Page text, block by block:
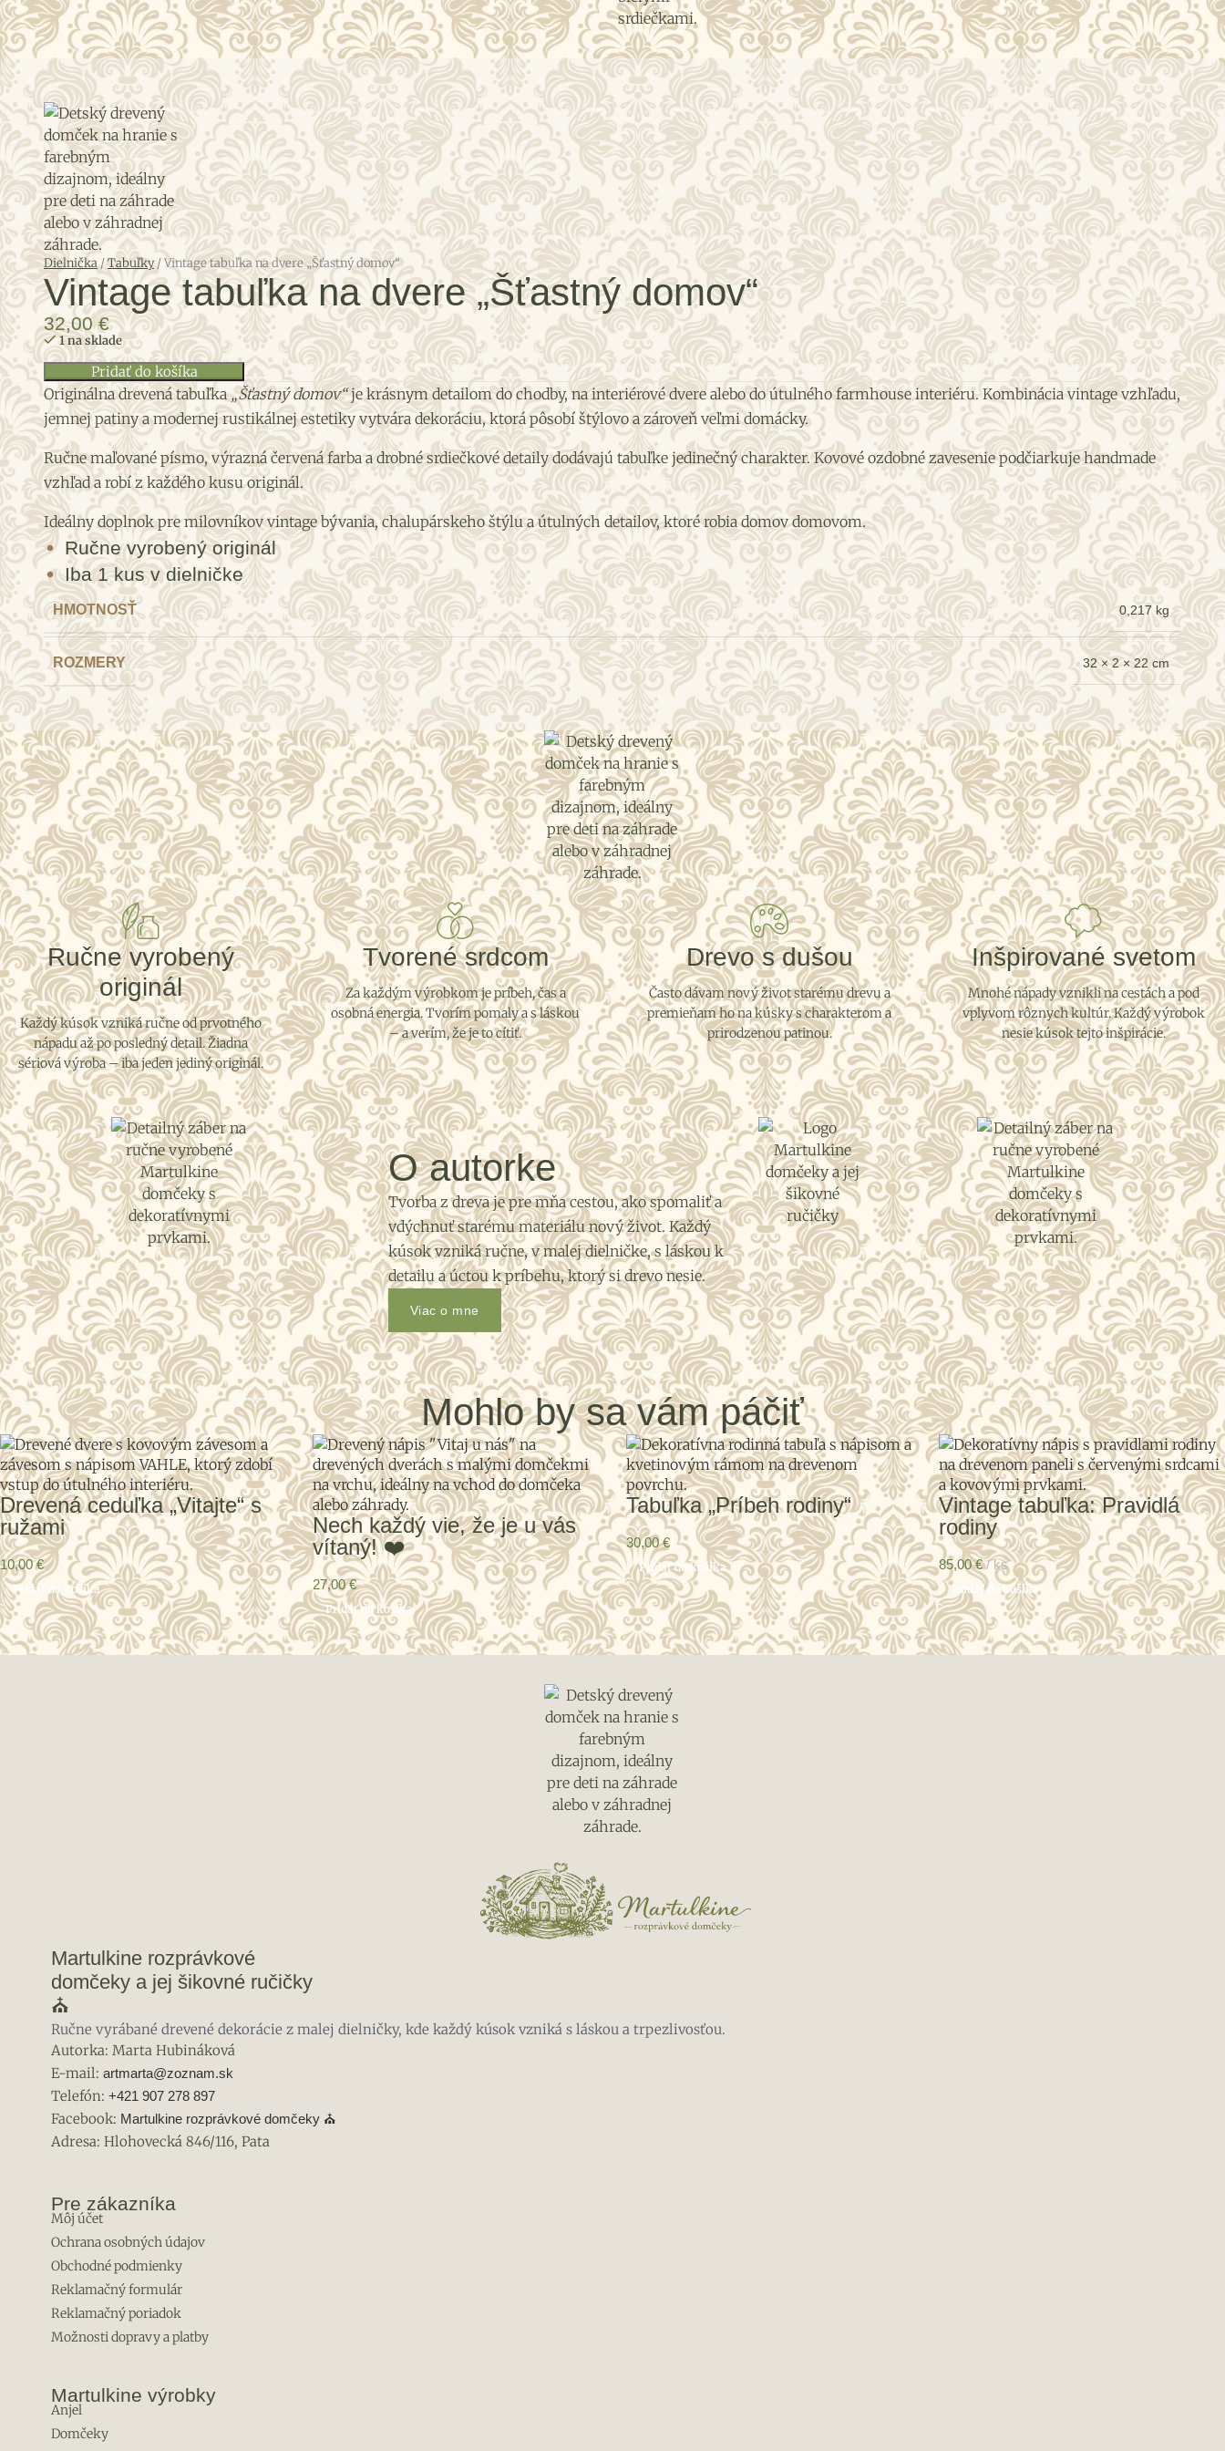
Dielnička/Tabuľky/Vintage tabuľka na dvere „Šťastný domov“
Vintage tabuľka na dvere „Šťastný domov“
32,00€
1 na sklade
Pridať do košíka
Originálna drevená tabuľka„Šťastný domov“je krásnym detailom do chodby, na interiérové dvere alebo do útulného farmhouse interiéru. Kombinácia vintage vzhľadu,
jemnej patiny a modernej rustikálnej estetiky vytvára dekoráciu, ktorá pôsobí štýlovo a zároveň veľmi domácky.
Ručne maľované písmo, výrazná červená farba a drobné srdiečkové detaily dodávajú tabuľke jedinečný charakter. Kovové ozdobné zavesenie podčiarkuje handmade
vzhľad a robí z každého kusu originál.
Ideálny doplnok pre milovníkov vintage bývania, chalupárskeho štýlu a útulných detailov, ktoré robia domov domovom.
Ručne vyrobený originál
Iba 1 kus v dielničke
HMOTNOSŤ 0,217 kg
ROZMERY 32 × 2 × 22 cm
Ručne vyrobený
originál
Každý kúsok vzniká ručne od prvotného
nápadu až po posledný detail. Žiadna
sériová výroba – iba jeden jediný originál.
Tvorené srdcom
Za každým výrobkom je príbeh, čas a
osobná energia. Tvorím pomaly a s láskou
– a verím, že je to cítiť.
Drevo s dušou
Často dávam nový život starému drevu a
premieňam ho na kúsky s charakterom a
prirodzenou patinou.
Inšpirované svetom
Mnohé nápady vznikli na cestách a pod
vplyvom rôznych kultúr. Každý výrobok
nesie kúsok tejto inšpirácie.
O autorke
Tvorba z dreva je pre mňa cestou, ako spomaliť a
vdýchnuť starému materiálu nový život. Každý
kúsok vzniká ručne, v malej dielničke, s láskou k
detailu a úctou k príbehu, ktorý si drevo nesie.
Viac o mne
Mohlo by sa vám páčiť
Drevená ceduľka „Vitajte“ s
ružami
10,00€
Pridať do košíka
Nech každý vie, že je u vás
vítaný! ❤️
27,00€
Pridať do košíka
Tabuľka „Príbeh rodiny“
30,00€
Pridať do košíka
Vintage tabuľka: Pravidlá
rodiny
85,00€ ks
Pridať do košíka
Martulkine rozprávkové
domčeky a jej šikovné ručičky
⛪
Ručne vyrábané drevené dekorácie z malej dielničky, kde každý kúsok vzniká s láskou a trpezlivosťou.
Autorka: Marta Hubináková
E-mail: artmarta@zoznam.sk
Telefón: +421 907 278 897
Facebook: Martulkine rozprávkové domčeky ⛪
Adresa: Hlohovecká 846/116, Pata
Pre zákazníka
Môj účet
Ochrana osobných údajov
Obchodné podmienky
Reklamačný formulár
Reklamačný poriadok
Možnosti dopravy a platby
Martulkine výrobky
Anjel
Domčeky